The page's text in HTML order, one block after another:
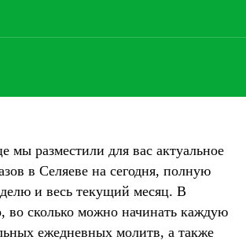
мы разместили для вас актуальное
в Селяеве на сегодня, полную
и весь текущий месяц. В
во сколько можно начинать каждую
ежедневных молитв, а также